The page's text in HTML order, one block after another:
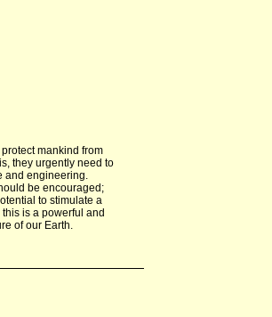
mankind from
they urgently need to
and engineering.
be encouraged;
to stimulate a
is a powerful and
of our Earth.